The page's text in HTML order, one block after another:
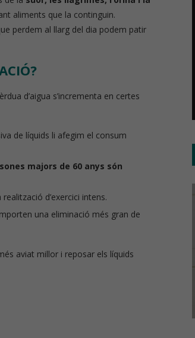
aliments que la continguin.
perdem al llarg del dia podem patir
d’aigua s’incrementa en certes
de líquids li afegim el consum
majors de 60 anys són
d’exercici intens.
una eliminació més gran de
aviat millor i reposar els líquids
Píndoles de nutrició